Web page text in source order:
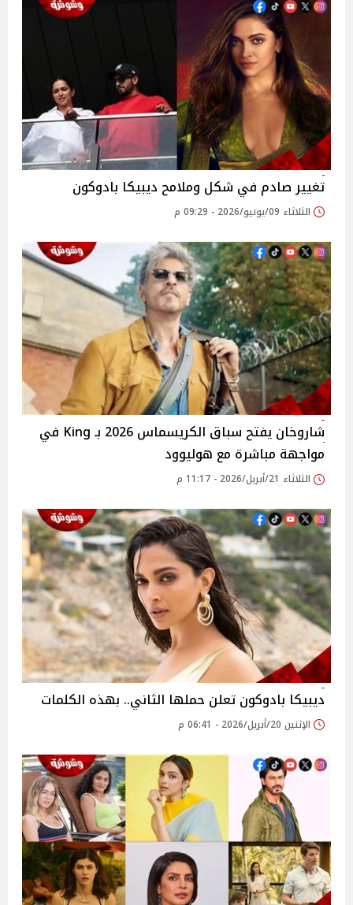
تغيير صادم في شكل وملامح ديبيكا بادوكون
الثلاثاء 09/يونيو/2026 - 09:29 م
شاروخان يفتح سباق الكريسماس 2026 بـ King في
مواجهة مباشرة مع هوليوود
الثلاثاء 21/أبريل/2026 - 11:17 م
ديبيكا بادوكون تعلن حملها الثاني.. بهذه الكلمات
الإثنين 20/أبريل/2026 - 06:41 م